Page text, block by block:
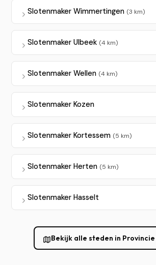
Slotenmaker Wimmertingen (3 km)
Slotenmaker Ulbeek (4 km)
Slotenmaker Wellen (4 km)
Slotenmaker Kozen
Slotenmaker Kortessem (5 km)
Slotenmaker Herten (5 km)
Slotenmaker Hasselt
Bekijk alle steden in